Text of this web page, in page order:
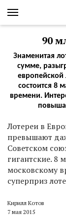
90
Знаменитая
сумме,
европейской
состоится 8
времени.
Лотереи в
превышают
Советском
гигантские. 8
московскому
суперприз
Кирилл Котов
7 мая 2015